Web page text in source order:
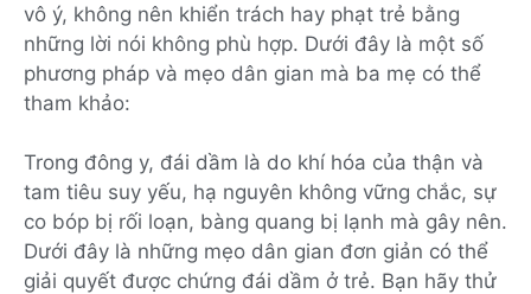
vô ý, không nên khiển trách hay phạt trẻ bằng
những lời nói không phù hợp. Dưới đây là một số
phương pháp và mẹo dân gian mà ba mẹ có thể
tham khảo:
Trong đông y, đái dầm là do khí hóa của thận và
tam tiêu suy yếu, hạ nguyên không vững chắc, sự
co bóp bị rối loạn, bàng quang bị lạnh mà gây nên.
Dưới đây là những mẹo dân gian đơn giản có thể
giải quyết được chứng đái dầm ở trẻ. Bạn hãy thử